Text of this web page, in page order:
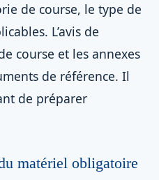
de course, le type de
L’avis de
course et les annexes
de référence. Il
de préparer
matériel obligatoire